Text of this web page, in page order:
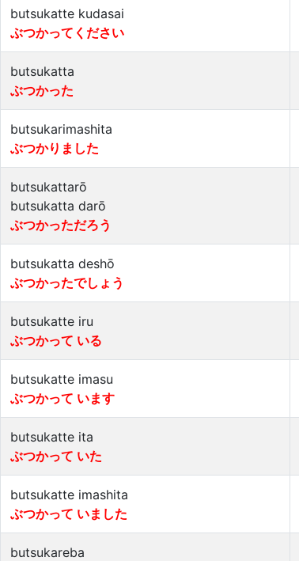
butsukatte kudasai
ぶつかってください
butsukatta
ぶつかった
butsukarimashita
ぶつかりました
butsukattarō
butsukatta darō
ぶつかっただろう
butsukatta deshō
ぶつかったでしょう
butsukatte iru
ぶつかって いる
butsukatte imasu
ぶつかって います
butsukatte ita
ぶつかって いた
butsukatte imashita
ぶつかって いました
butsukareba